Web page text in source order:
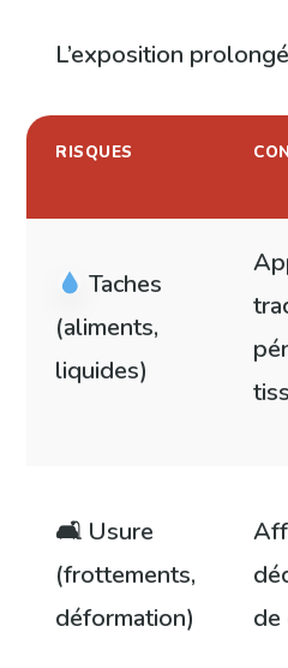
L’exposition
RISQUES
Taches
(aliments,
liquides)
🛋 Usure
(frottements,
déformation)